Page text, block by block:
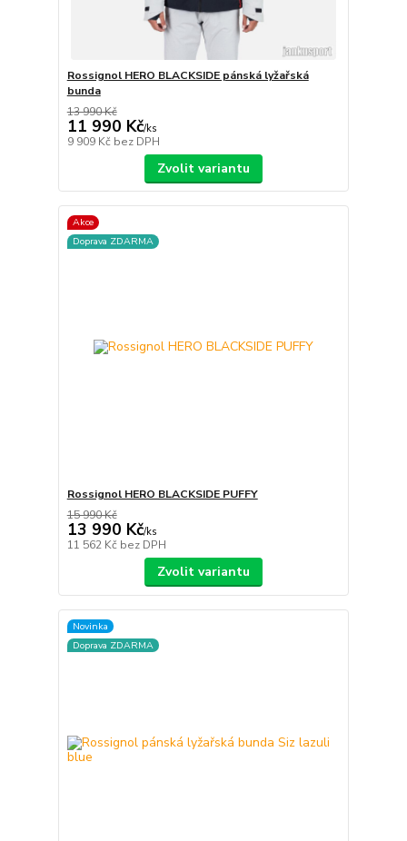
Rossignol HERO BLACKSIDE pánská lyžařská
bunda
13 990 Kč
11 990 Kč/ks
9 909 Kč bez DPH
Zvolit variantu
Akce
Doprava ZDARMA
Rossignol HERO BLACKSIDE PUFFY
15 990 Kč
13 990 Kč/ks
11 562 Kč bez DPH
Zvolit variantu
Novinka
Doprava ZDARMA